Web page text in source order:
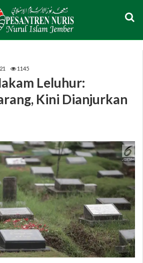
1145
Leluhur:
Kini Dianjurkan